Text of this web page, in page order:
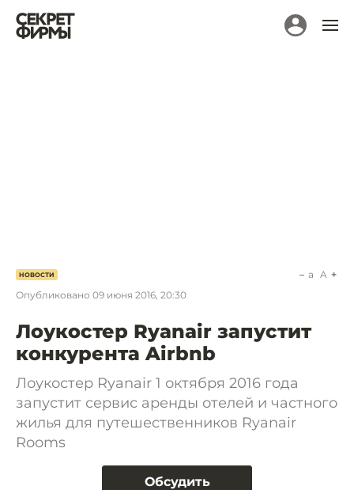
НОВОСТИ
Опубликовано 09 июня 2016, 20:30
a A
Лоукостер Ryanair запустит
конкурента Airbnb
Лоукостер Ryanair 1 октября 2016 года
запустит сервис аренды отелей и частного
жилья для путешественников Ryanair
Rooms
Обсудить